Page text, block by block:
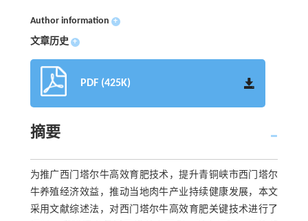
Author information +
文章历史 +
PDF (425K)
摘要
为推广西门塔尔牛高效育肥技术，提升青铜峡市西门塔尔
牛养殖经济效益，推动当地肉牛产业持续健康发展，本文
采用文献综述法，对西门塔尔牛高效育肥关键技术进行了